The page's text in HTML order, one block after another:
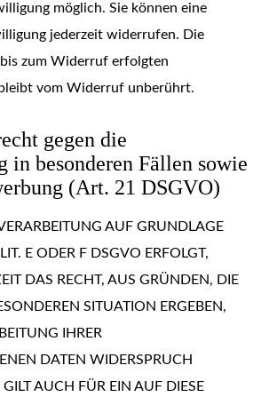
möglich. Sie können eine
jederzeit widerrufen. Die
zum Widerruf erfolgten
vom Widerruf unberührt.
gegen die
in besonderen Fällen sowie
(Art. 21 DSGVO)
AUF GRUNDLAGE
E ODER F DSGVO ERFOLGT,
DAS RECHT, AUS GRÜNDEN, DIE
SITUATION ERGEBEN,
IHRER
DATEN WIDERSPRUCH
AUCH FÜR EIN AUF DIESE